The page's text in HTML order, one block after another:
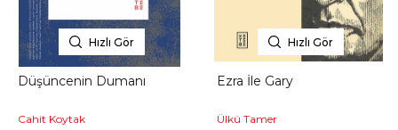
Hızlı Gör
Düşüncenin Dumanı
Cahit Koytak
Hızlı Gör
Ezra İle Gary
Ülkü Tamer